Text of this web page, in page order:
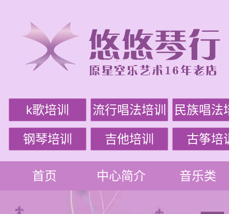
k歌培训 流行唱法培训 民族唱法
钢琴培训 吉他培训 古筝培
首页 中心简介 音乐类